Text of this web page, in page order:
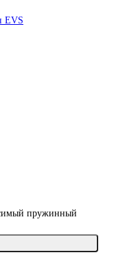
EVS
пружинный